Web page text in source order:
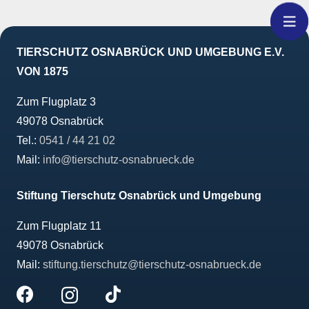
TIERSCHUTZ OSNABRÜCK UND UMGEBUNG E.V.
VON 1875
Zum Flugplatz 3
49078 Osnabrück
Tel.: 0541 / 44 21 02
Mail: info@tierschutz-osnabrueck.de
Stiftung Tierschutz Osnabrück und Umgebung
Zum Flugplatz 11
49078 Osnabrück
Mail: stiftung.tierschutz@tierschutz-osnabrueck.de